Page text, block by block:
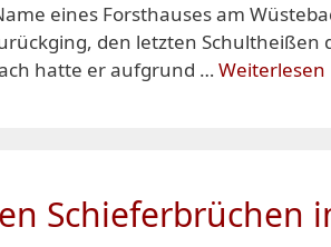
eines Forsthauses am
den letzten
hatte er aufgrund …Weiterlesen
Schieferbrüchen